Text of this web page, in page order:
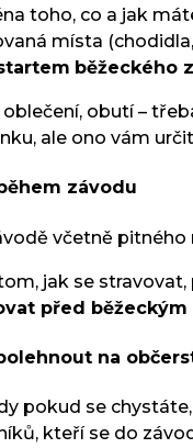
toho, co a jak
místa
běžeckého
obutí –
ale ono vám
závodu
včetně
jak se
před
na
pokud se
kteří se do